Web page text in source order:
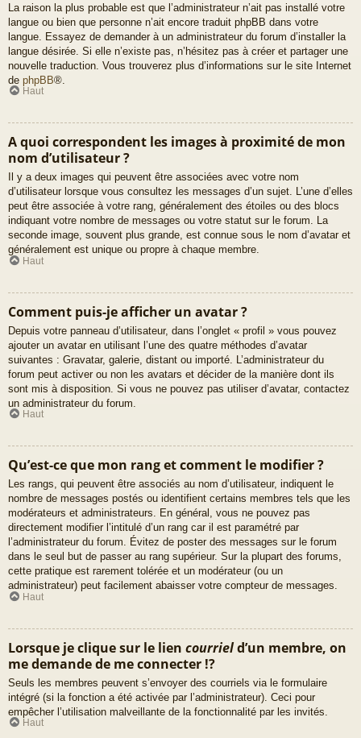
La raison la plus probable est que l’administrateur n’ait pas installé votre
langue ou bien que personne n’ait encore traduit phpBB dans votre
langue. Essayez de demander à un administrateur du forum d’installer la
langue désirée. Si elle n’existe pas, n’hésitez pas à créer et partager une
nouvelle traduction. Vous trouverez plus d’informations sur le site Internet
de phpBB®.
Haut
A quoi correspondent les images à proximité de mon
nom d’utilisateur ?
Il y a deux images qui peuvent être associées avec votre nom
d’utilisateur lorsque vous consultez les messages d’un sujet. L’une d’elles
peut être associée à votre rang, généralement des étoiles ou des blocs
indiquant votre nombre de messages ou votre statut sur le forum. La
seconde image, souvent plus grande, est connue sous le nom d’avatar et
généralement est unique ou propre à chaque membre.
Haut
Comment puis-je afficher un avatar ?
Depuis votre panneau d’utilisateur, dans l’onglet « profil » vous pouvez
ajouter un avatar en utilisant l’une des quatre méthodes d’avatar
suivantes : Gravatar, galerie, distant ou importé. L’administrateur du
forum peut activer ou non les avatars et décider de la manière dont ils
sont mis à disposition. Si vous ne pouvez pas utiliser d’avatar, contactez
un administrateur du forum.
Haut
Qu’est-ce que mon rang et comment le modifier ?
Les rangs, qui peuvent être associés au nom d’utilisateur, indiquent le
nombre de messages postés ou identifient certains membres tels que les
modérateurs et administrateurs. En général, vous ne pouvez pas
directement modifier l’intitulé d’un rang car il est paramétré par
l’administrateur du forum. Évitez de poster des messages sur le forum
dans le seul but de passer au rang supérieur. Sur la plupart des forums,
cette pratique est rarement tolérée et un modérateur (ou un
administrateur) peut facilement abaisser votre compteur de messages.
Haut
Lorsque je clique sur le lien courrield’un membre, on
me demande de me connecter !?
Seuls les membres peuvent s’envoyer des courriels via le formulaire
intégré (si la fonction a été activée par l’administrateur). Ceci pour
empêcher l’utilisation malveillante de la fonctionnalité par les invités.
Haut